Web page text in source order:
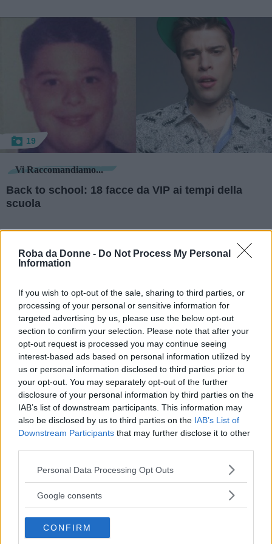
Roba da Donne - Do Not Process My Personal
Information
If you wish to opt-out of the sale, sharing to third parties, or
processing of your personal or sensitive information for
targeted advertising by us, please use the below opt-out
section to confirm your selection. Please note that after your
opt-out request is processed you may continue seeing
interest-based ads based on personal information utilized by
us or personal information disclosed to third parties prior to
your opt-out. You may separately opt-out of the further
disclosure of your personal information by third parties on the
IAB’s list of downstream participants. This information may
also be disclosed by us to third parties on the IAB’s List of
Downstream Participants that may further disclose it to other
Please note that this website/app uses one or more Google
not limited to your visit or usage behaviour. You may click to
use your data for below specified purposes in below Google
consent section.
Personal Data Processing Opt Outs
Google consents
CONFIRM
19
Vi Raccomandiamo...
Back to school: 18 facce da VIP ai tempi della
scuola
È innegabile che per riuscire sia indispensabile
una combinazione più o meno bilanciata di
talento, fortuna, opportunità, e il fatto di
incappare in un fallimento – o più d’uno – non
deve mai rappresentare un motivo sufficiente
per abbattervi e farvi rinunciare. Già, perché
anche “cadere” è naturale, e le celebrità di
questa gallery ne sono un perfetto esempio.
Se pensate, ad esempio, cheSteve Jobssia
diventato il magnate di Apple in un batter di
ciglia, che scrittori comeStephen King oJ.K.
Rowlingsiano subito stati osannati dalle case
editrici e abbiano goduto immediatamente degli
incassi stratosferici dei loro best seller, o che